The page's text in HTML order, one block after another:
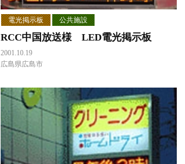
電光掲示板 公共施設
RCC中国放送様 LED電光掲示板
2001.10.19
広島県広島市